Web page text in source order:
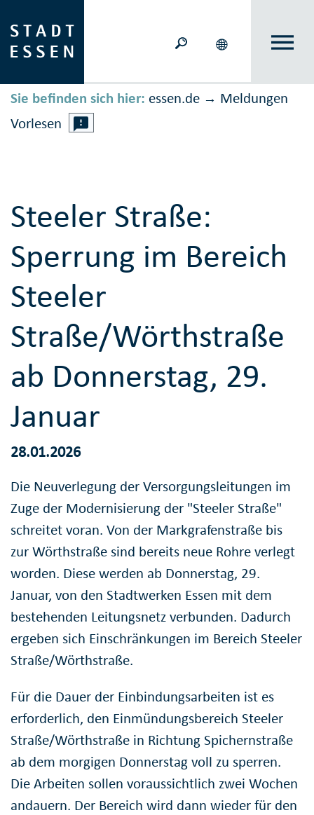
Sie befinden sich hier: essen.de → Meldungen
Vorlesen
Steeler Straße:
Sperrung im Bereich
Steeler
Straße/Wörthstraße
ab Donnerstag, 29.
Januar
28.01.2026
Die Neuverlegung der Versorgungsleitungen im
Zuge der Modernisierung der "Steeler Straße"
schreitet voran. Von der Markgrafenstraße bis
zur Wörthstraße sind bereits neue Rohre verlegt
worden. Diese werden ab Donnerstag, 29.
Januar, von den Stadtwerken Essen mit dem
bestehenden Leitungsnetz verbunden. Dadurch
ergeben sich Einschränkungen im Bereich Steeler
Straße/Wörthstraße.
Für die Dauer der Einbindungsarbeiten ist es
erforderlich, den Einmündungsbereich Steeler
Straße/Wörthstraße in Richtung Spichernstraße
ab dem morgigen Donnerstag voll zu sperren.
Die Arbeiten sollen voraussichtlich zwei Wochen
andauern. Der Bereich wird dann wieder für den